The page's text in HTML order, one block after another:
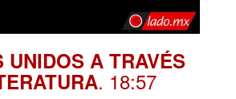
UNIDOS A TRAVÉS
. 18:57